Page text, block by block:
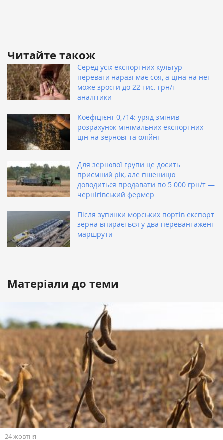
Читайте також
Серед усіх експортних культур
переваги наразі має соя, а ціна на неї
може зрости до 22 тис. грн/т —
аналітики
Коефіцієнт 0,714: уряд змінив
розрахунок мінімальних експортних
цін на зернові та олійні
Для зернової групи це досить
приємний рік, але пшеницю
доводиться продавати по 5 000 грн/т —
чернігівський фермер
Після зупинки морських портів експорт
зерна впирається у два перевантажені
маршрути
Матеріали до теми
24 жовтня